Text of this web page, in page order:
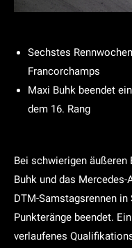
Sechstes
Francorchamps
Maxi Buhk beendet
dem 16. Rang
Bei schwierigen äußeren
Buhk und das
DTM-Samstagsrennen
Punkteränge beendet.
verlaufenes